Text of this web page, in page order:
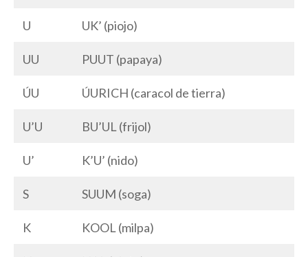
U UK’ (piojo)
UU PUUT (papaya)
ÚU ÚURICH (caracol de tierra)
U’U BU’UL (frijol)
U’ K’U’ (nido)
S SUUM (soga)
K KOOL (milpa)